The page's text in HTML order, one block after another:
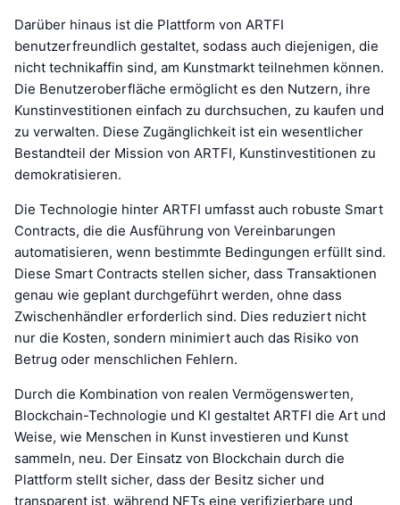
Darüber hinaus ist die Plattform von ARTFI
benutzerfreundlich gestaltet, sodass auch diejenigen, die
nicht technikaffin sind, am Kunstmarkt teilnehmen können.
Die Benutzeroberfläche ermöglicht es den Nutzern, ihre
Kunstinvestitionen einfach zu durchsuchen, zu kaufen und
zu verwalten. Diese Zugänglichkeit ist ein wesentlicher
Bestandteil der Mission von ARTFI, Kunstinvestitionen zu
demokratisieren.
Die Technologie hinter ARTFI umfasst auch robuste Smart
Contracts, die die Ausführung von Vereinbarungen
automatisieren, wenn bestimmte Bedingungen erfüllt sind.
Diese Smart Contracts stellen sicher, dass Transaktionen
genau wie geplant durchgeführt werden, ohne dass
Zwischenhändler erforderlich sind. Dies reduziert nicht
nur die Kosten, sondern minimiert auch das Risiko von
Betrug oder menschlichen Fehlern.
Durch die Kombination von realen Vermögenswerten,
Blockchain-Technologie und KI gestaltet ARTFI die Art und
Weise, wie Menschen in Kunst investieren und Kunst
sammeln, neu. Der Einsatz von Blockchain durch die
Plattform stellt sicher, dass der Besitz sicher und
transparent ist, während NFTs eine verifizierbare und